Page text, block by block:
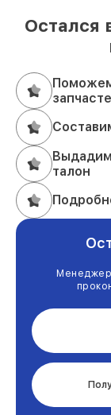
Остался
талон
Менеджер